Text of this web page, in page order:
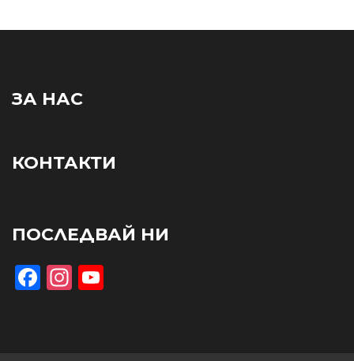
ЗА НАС
КОНТАКТИ
ПОСЛЕДВАЙ НИ
Facebook
Instagram